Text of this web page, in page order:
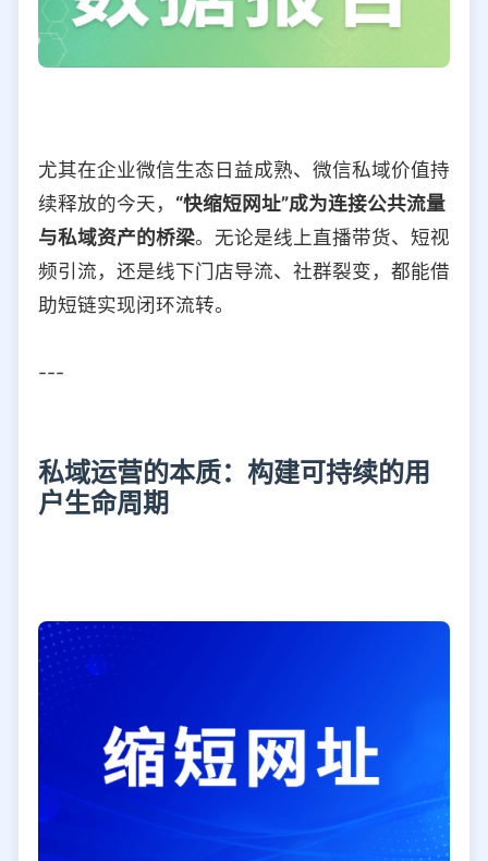
尤其在企业微信生态日益成熟、微信私域价值持
续释放的今天， “快缩短网址”成为连接公共流量
与私域资产的桥梁。无论是线上直播带货、短视
频引流，还是线下门店导流、社群裂变，都能借
助短链实现闭环流转。
---
私域运营的本质：构建可持续的用
户生命周期